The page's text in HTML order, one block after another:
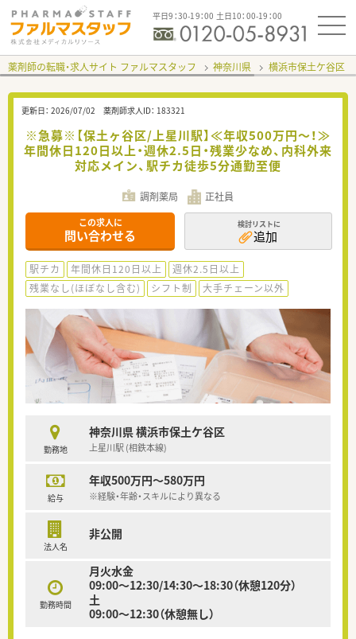
平日9：30-19：00 土日10：00-19：00
薬剤師の転職・求人サイト ファルマスタッフ 神奈川県 横浜市保土ケ谷区
更新日： 2026/07/02 薬剤師求人ID： 183321
※急募※【保土ヶ谷区/上星川駅】≪年収500万円～！≫
年間休日120日以上・週休2.5日・残業少なめ、内科外来
対応メイン、駅チカ徒歩5分通勤至便
調剤薬局 正社員
この求人に
問い合わせる
検討リストに
追加
駅チカ 年間休日120日以上
週休2.5日以上
残業なし(ほぼなし含む)
シフト制 大手チェーン以外
勤務地
神奈川県 横浜市保土ケ谷区
上星川駅 (相鉄本線)
給与
年収500万円～580万円
※経験・年齢・スキルにより異なる
法人名
非公開
勤務時間
月火水金
09:00～12:30/14:30～18:30（休憩120分）
土
09:00～12:30（休憩無し）